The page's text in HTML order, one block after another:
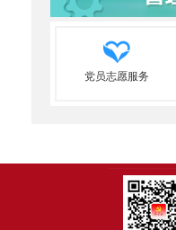
党员志愿服务